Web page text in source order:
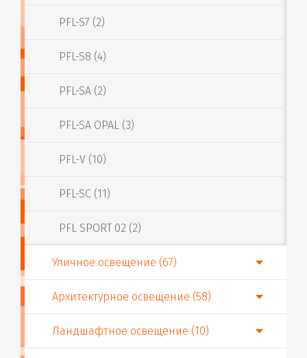
PFL-S7 (2)
PFL-S8 (4)
PFL-SA (2)
PFL-SA OPAL (3)
PFL-V (10)
PFL-SC (11)
PFL SPORT 02 (2)
Уличное освещение (67)
Архитектурное освещение (58)
Ландшафтное освещение (10)